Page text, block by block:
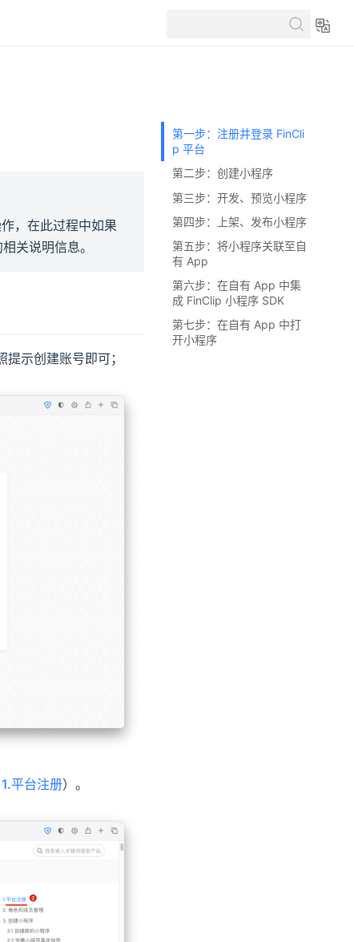
，在此过程中如果
关说明信息。
new window)
提示创建账号即可；
1.平台注册）。
第一步：注册并登录 FinCli
p 平台
第二步：创建小程序
第三步：开发、预览小程序
第四步：上架、发布小程序
第五步：将小程序关联至自
有 App
第六步：在自有 App 中集
成 FinClip 小程序 SDK
第七步：在自有 App 中打
开小程序